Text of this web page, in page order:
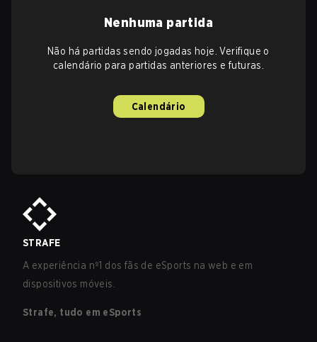
Nenhuma partida
Não há partidas sendo jogadas hoje. Verifique o
calendário para partidas anteriores e futuras.
Calendário
STRAFE
A experiência nº1 dos fãs de eSports na web e em
dispositivos móveis.
Strafe, tudo em eSports